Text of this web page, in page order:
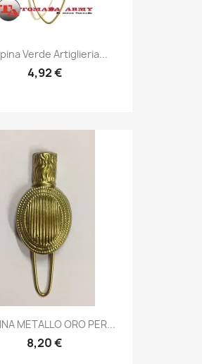
Anteprima
Verde Artiglieria...
4,92 €
Anteprima
METALLO ORO PER...
8,20 €